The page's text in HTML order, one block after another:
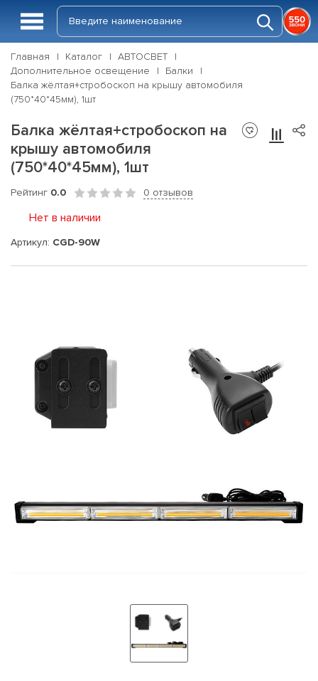
Главная Каталог
АВТОСВЕТ
Дополнительное освещение
Балки
Балка жёлтая+стробоскоп на крышу автомобиля
(750*40*45мм), 1шт
Балка жёлтая+стробоскоп на
крышу автомобиля
(750*40*45мм), 1шт
Рейтинг 0.0 0 отзывов
Нет в наличии
Артикул: CGD-90W